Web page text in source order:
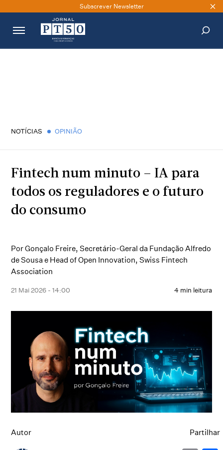
Subscrever Newsletter
NOTÍCIAS OPINIÃO
Fintech num minuto – IA para
todos os reguladores e o futuro
do consumo
Por Gonçalo Freire, Secretário-Geral da Fundação Alfredo
de Sousa e Head of Open Innovation, Swiss Fintech
Association
21 Mai 2026 - 14:00 4 min leitura
Autor Partilhar